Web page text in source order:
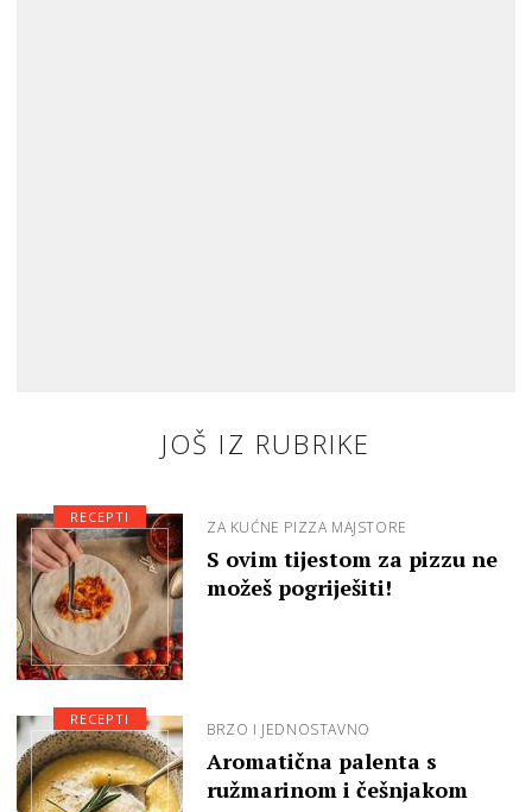
JOŠ IZ RUBRIKE
ZA KUĆNE PIZZA MAJSTORE
S ovim tijestom za pizzu ne
možeš pogriješiti!
RECEPTI
BRZO I JEDNOSTAVNO
Aromatična palenta s
ružmarinom i češnjakom
RECEPTI